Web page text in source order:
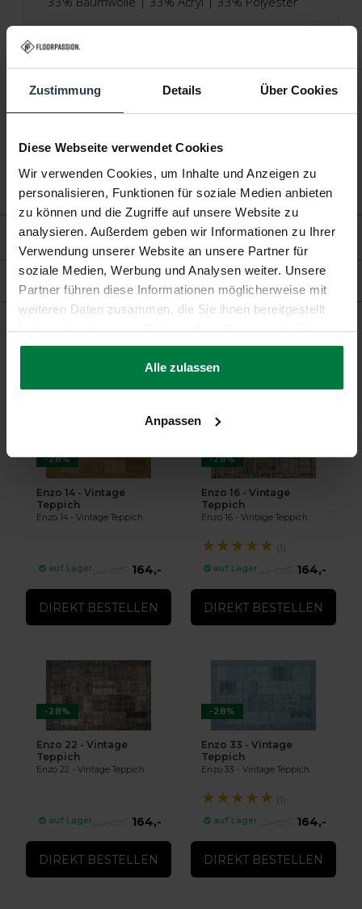
Zustimmung Details Über Cookies
Diese Webseite verwendet Cookies
Wir verwenden Cookies, um Inhalte und Anzeigen zu
personalisieren, Funktionen für soziale Medien anbieten
zu können und die Zugriffe auf unsere Website zu
analysieren. Außerdem geben wir Informationen zu Ihrer
Verwendung unserer Website an unsere Partner für
soziale Medien, Werbung und Analysen weiter. Unsere
Partner führen diese Informationen möglicherweise mit
weiteren Daten zusammen, die Sie ihnen bereitgestellt
haben oder die sie im Rahmen Ihrer Nutzung der Dienste
gesammelt haben.
Alle zulassen
Anpassen
Bewertungen
Produkt
Produktionstechnik: Jacquard-Gewebt
Produktionsland: Italien
Garantie: 2 Jahre
Fußbodenheizung: Geeignet
-28%
Enzo 14 - Vintage
Teppich
Enzo 14 - Vintage Teppich
auf Lager 164,-
DIREKT BESTELLEN
-28%
Enzo 16 - Vintage
Teppich
Enzo 16 - Vintage Teppich
★★★★★ (1)
auf Lager 164,-
DIREKT BESTELLEN
-28%
Enzo 22 - Vintage
Teppich
Enzo 22 - Vintage Teppich
auf Lager 164,-
DIREKT BESTELLEN
-28%
Enzo 33 - Vintage
Teppich
Enzo 33 - Vintage Teppich
★★★★★ (1)
auf Lager 164,-
DIREKT BESTELLEN